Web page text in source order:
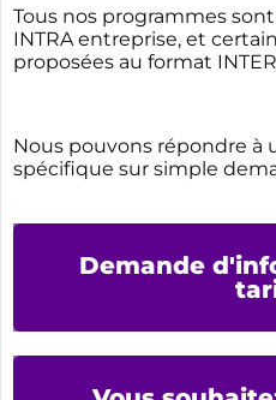
Tous nos programmes
INTRA entreprise, et
proposées au format
Nous pouvons répondre à
spécifique sur simple
Demande